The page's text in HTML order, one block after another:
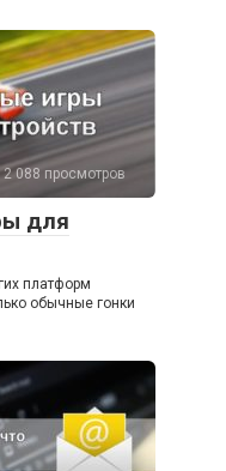
2 088 просмотров
для
платформ
обычные гонки